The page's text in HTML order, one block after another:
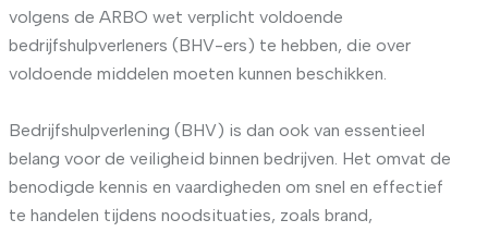
volgens de ARBO wet verplicht voldoende
bedrijfshulpverleners (BHV-ers) te hebben, die over
voldoende middelen moeten kunnen beschikken.
Bedrijfshulpverlening (BHV) is dan ook van essentieel
belang voor de veiligheid binnen bedrijven. Het omvat de
benodigde kennis en vaardigheden om snel en effectief
te handelen tijdens noodsituaties, zoals brand,